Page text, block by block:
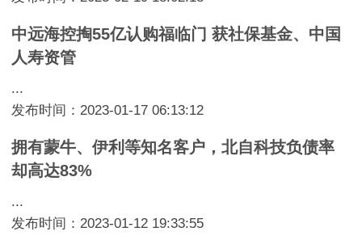
中远海控掏55亿认购福临门 获社保基金、中国
人寿资管
...
发布时间：2023-01-17 06:13:12
拥有蒙牛、伊利等知名客户，北自科技负债率
却高达83%
...
发布时间：2023-01-12 19:33:55